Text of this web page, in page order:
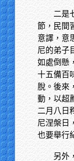
二是
節，民間
意譯，意
尼的弟子
如處倒懸
十五備百
脫。後來
動，以超
二月八日
尼涅槃日
也要舉行
另外